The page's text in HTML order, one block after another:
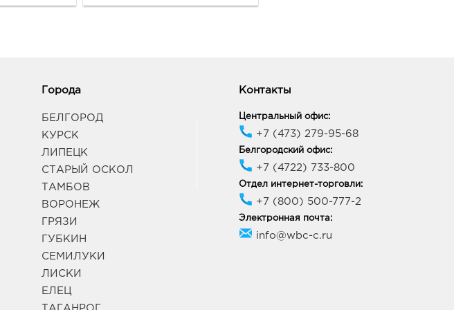
Города
БЕЛГОРОД
КУРСК
ЛИПЕЦК
СТАРЫЙ ОСКОЛ
ТАМБОВ
ВОРОНЕЖ
ГРЯЗИ
ГУБКИН
СЕМИЛУКИ
ЛИСКИ
ЕЛЕЦ
Контакты
Центральный офис:
+7 (473) 279-95-68
Белгородский офис:
+7 (4722) 733-800
Отдел интернет-торговли:
+7 (800) 500-777-2
Электронная почта:
info@wbc-c.ru